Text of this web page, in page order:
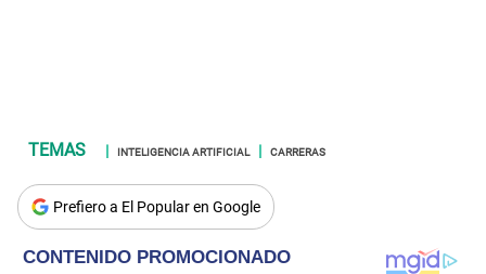
INTELIGENCIA ARTIFICIAL CARRERAS
Prefiero a El Popular en Google